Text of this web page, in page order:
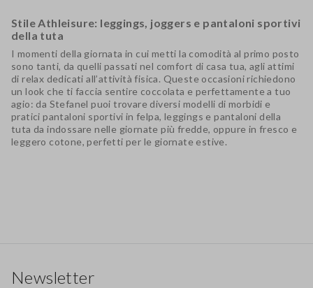
Stile Athleisure: leggings, joggers e pantaloni sportivi
della tuta
I momenti della giornata in cui metti la comodità al primo posto
sono tanti, da quelli passati nel comfort di casa tua, agli attimi
di relax dedicati all’attività fisica. Queste occasioni richiedono
un look che ti faccia sentire coccolata e perfettamente a tuo
agio: da Stefanel puoi trovare diversi modelli di morbidi e
pratici pantaloni sportivi in felpa, leggings e pantaloni della
tuta da indossare nelle giornate più fredde, oppure in fresco e
leggero cotone, perfetti per le giornate estive.
Newsletter